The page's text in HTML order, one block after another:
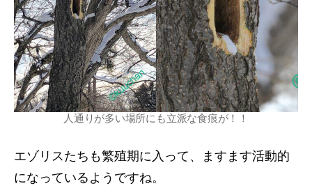
人通りが多い場所にも立派な食痕が！！
エゾリスたちも繁殖期に入って、ますます活動的
になっているようですね。